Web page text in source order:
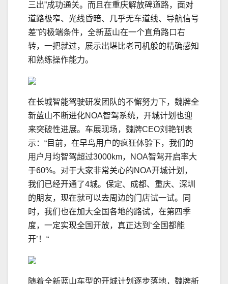
三出”成功通关。而且在重庆解放碑道路，面对
道路极窄、光线昏暗、几乎无车道线、导航信号
差”的极端条件，全新蓝山在一个直角路口右
转，一把就过，展示出堪比老司机般的精确感知
和熟练操作能力。
在长城智能驾驶研发团队的不懈努力下，魏牌全
新蓝山不断进化NOA智驾系统，开城计划也迎
来突破性进展。车展现场，魏牌CEO刘艳钊表
示：“目前，在早鸟用户的疯狂体验下，我们的
用户月均智驾超过3000km，NOA智驾开启率大
于60%。对于大家非常关心的NOA开城计划，
我们已经开通了4城。保定、成都、重庆、深圳
的朋友，现在就可以去周边的门店试一试。同
时，我们也在加大全国各地的路试，在第四季
度，一定实现全国开放，真正达到‘全国都能
开’！“
随着全新蓝山车型的开城计划逐步落地，魏牌新